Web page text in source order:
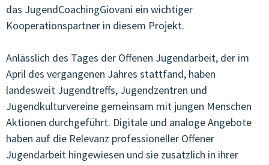
das JugendCoachingGiovani ein wichtiger
Kooperationspartner in diesem Projekt.
Anlässlich des Tages der Offenen Jugendarbeit, der im
April des vergangenen Jahres stattfand, haben
landesweit Jugendtreffs, Jugendzentren und
Jugendkulturvereine gemeinsam mit jungen Menschen
Aktionen durchgeführt. Digitale und analoge Angebote
haben auf die Relevanz professioneller Offener
Jugendarbeit hingewiesen und sie zusätzlich in ihrer